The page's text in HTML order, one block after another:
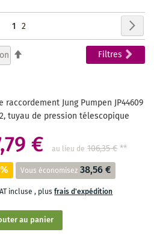
Page
Vous
page
1 Page
2
Filtres
raccordement Jung Pumpen JP44609
tuyau de pression télescopique
€ au lieu de 106,35 €**
Vous économisez 38,56 €
incluse, plusfrais d'expédition
au panier